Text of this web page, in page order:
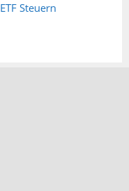
ETF Steuern